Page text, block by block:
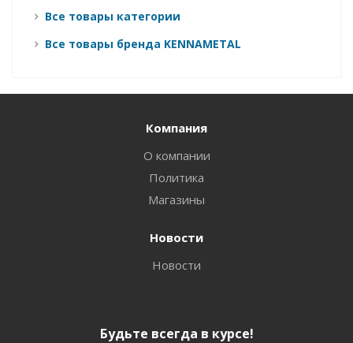
Все товары категории
Все товары бренда KENNAMETAL
Компания
О компании
Политика
Магазины
Новости
Новости
Будьте всегда в курсе!